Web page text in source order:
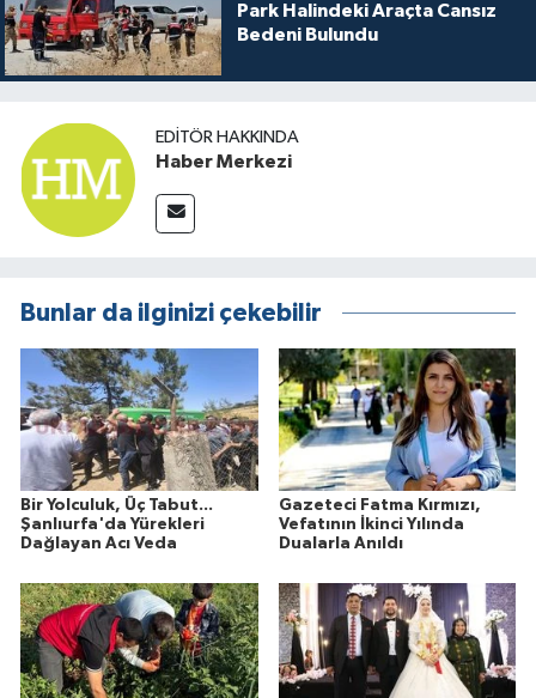
Park Halindeki Araçta Cansız
Bedeni Bulundu
EDITÖR HAKKINDA
Haber Merkezi
Bunlar da ilginizi çekebilir
Bir Yolculuk, Üç Tabut...
Şanlıurfa'da Yürekleri
Dağlayan Acı Veda
Gazeteci Fatma Kırmızı,
Vefatının İkinci Yılında
Dualarla Anıldı